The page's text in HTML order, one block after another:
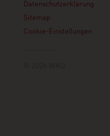
Datenschutzerklärung
Sitemap
Cookie-Einstellungen